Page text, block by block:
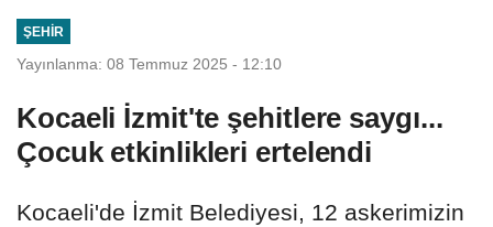
ŞEHIR
Yayınlanma: 08 Temmuz 2025 - 12:10
Kocaeli İzmit'te şehitlere saygı...
Çocuk etkinlikleri ertelendi
Kocaeli'de İzmit Belediyesi, 12 askerimizin